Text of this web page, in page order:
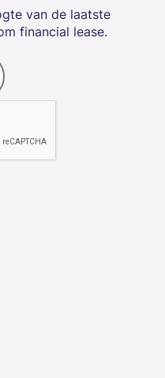
van de laatste
financial lease.